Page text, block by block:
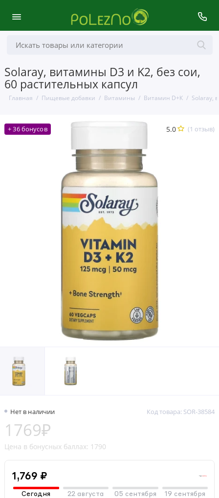
Solaray, витамины D3 и K2, без сои,
60 растительных капсул
Главная Пищевые добавки Витамины Витамин D+К Solaray,
+ 36 бонусов 5.0 (1 отзыв)
Нет в наличии Код товара: SOR-38584
1769₽
Цена в бонусных баллах: 1790
1,769 ₽
Сегодня 22 августа 05 сентября 19 сентября